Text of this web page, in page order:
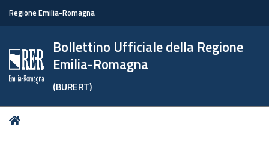
Regione Emilia-Romagna
Bollettino Ufficiale della Regione
Emilia-Romagna
(BURERT)
Tu